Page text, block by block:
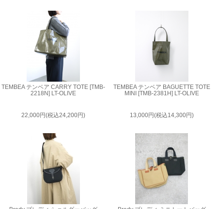
TEMBEA テンベア CARRY TOTE [TMB-
2218N] LT-OLIVE
22,000円(税込24,200円)
TEMBEA テンベア BAGUETTE TOTE
MINI [TMB-2381H] LT-OLIVE
13,000円(税込14,300円)